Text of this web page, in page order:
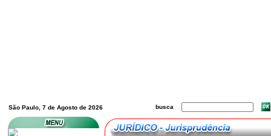
São Paulo, 7 de Agosto de 2026 busca